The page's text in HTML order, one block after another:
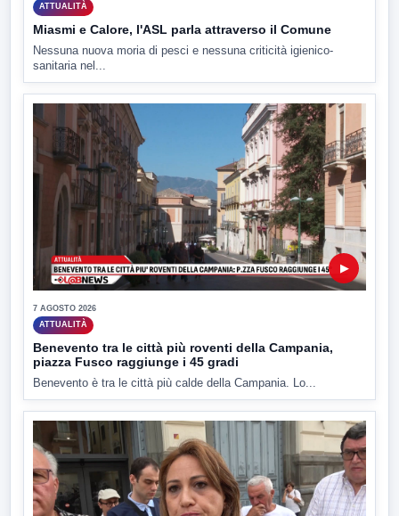
ATTUALITÀ
Miasmi e Calore, l'ASL parla attraverso il Comune
Nessuna nuova moria di pesci e nessuna criticità igienico-
sanitaria nel...
▶
7 AGOSTO 2026
ATTUALITÀ
Benevento tra le città più roventi della Campania,
piazza Fusco raggiunge i 45 gradi
Benevento è tra le città più calde della Campania. Lo...